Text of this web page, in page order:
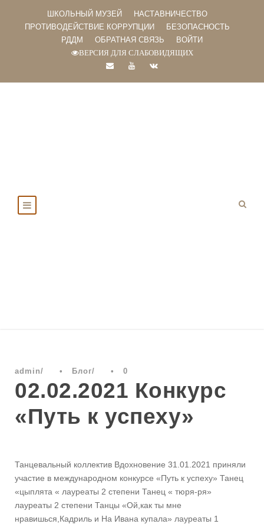
ШКОЛЬНЫЙ МУЗЕЙ
НАСТАВНИЧЕСТВО
ПРОТИВОДЕЙСТВИЕ КОРРУПЦИИ
БЕЗОПАСНОСТЬ
РДДМ
ОБРАТНАЯ СВЯЗЬ ВОЙТИ
ВЕРСИЯ ДЛЯ СЛАБОВИДЯЩИХ
admin • Блог • 0
02.02.2021 Конкурс
«Путь к успеху»
Танцевальный коллектив Вдохновение 31.01.2021 приняли
участие в международном конкурсе «Путь к успеху» Танец
«цыплята « лауреаты 2 степени Танец « тюря-ря»
лауреаты 2 степени Танцы «Ой,как ты мне
нравишься,Кадриль и На Ивана купала» лауреаты 1